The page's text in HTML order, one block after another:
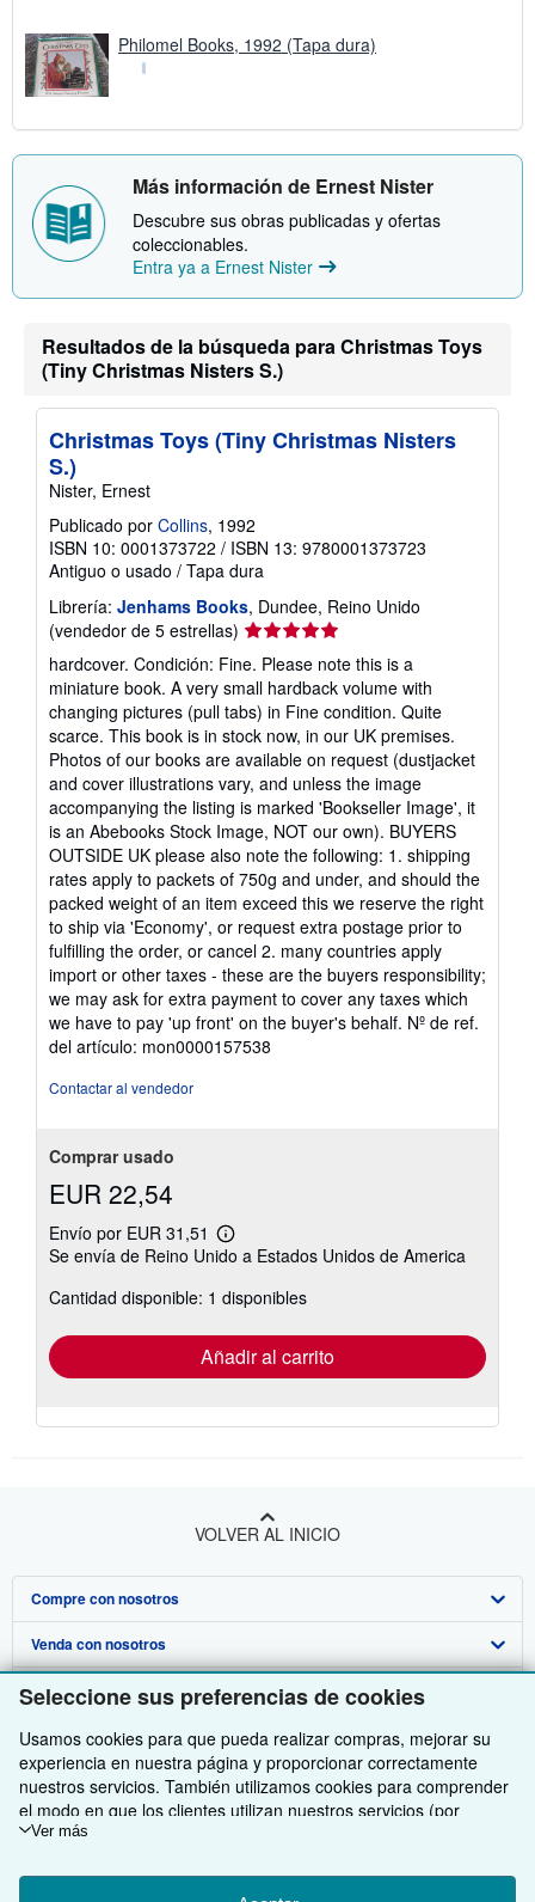
Seleccione sus preferencias de cookies
Usamos cookies para que pueda realizar compras, mejorar su
experiencia en nuestra página y proporcionar correctamente
nuestros servicios. También utilizamos cookies para comprender
el modo en que los clientes utilizan nuestros servicios (por
ejemplo, midiendo las visitas al sitio) y así poder realizar mejoras.
para mostrar contenido relevante en los anuncios y medir el
Ver más
a
s
n
o
Philomel Books, 1992 (Tapa dura)
Más información de Ernest Nister
Descubre sus obras publicadas y ofertas
coleccionables.
Entra ya a Ernest Nister
Resultados de la búsqueda para Christmas Toys
(Tiny Christmas Nisters S.)
Christmas Toys (Tiny Christmas Nisters
S.)
Nister, Ernest
Publicado por Collins, 1992
ISBN 10: 0001373722 / ISBN 13: 9780001373723
Antiguo o usado / Tapa dura
Librería: Jenhams Books, Dundee, Reino Unido
(vendedor de 5 estrellas) Calificación
del
vendedor:
5
de
5
estrellas
hardcover. Condición: Fine. Please note this is a
miniature book. A very small hardback volume with
changing pictures (pull tabs) in Fine condition. Quite
scarce. This book is in stock now, in our UK premises.
Photos of our books are available on request (dustjacket
and cover illustrations vary, and unless the image
accompanying the listing is marked 'Bookseller Image', it
is an Abebooks Stock Image, NOT our own). BUYERS
OUTSIDE UK please also note the following: 1. shipping
rates apply to packets of 750g and under, and should the
packed weight of an item exceed this we reserve the right
to ship via 'Economy', or request extra postage prior to
fulfilling the order, or cancel 2. many countries apply
import or other taxes - these are the buyers responsibility;
we may ask for extra payment to cover any taxes which
we have to pay 'up front' on the buyer's behalf. Nº de ref.
del artículo: mon0000157538
Contactar al vendedor
Comprar usado
EUR 22,54
Envío por EUR 31,51
Más
información
las
tarifas
envío
Se envía de Reino Unido a Estados Unidos de America
Cantidad disponible: 1 disponibles
Añadir al carrito
VOLVER AL INICIO
Compre con nosotros
Búsqueda avanzada
Colecciones
Mi cuenta
Mis pedidos
Ver carrito
Venda con nosotros
Comenzar a vender
Únase a nuestro programa de afiliados
Recomiende un vendedor
Sobre nosotros
Sobre IberLibro
Medios
Empleo
Política de Privacidad
Obtener Ayuda
Preguntas frecuentes y guías
Atención al Cliente
Otras compañías de AbeBooks
AbeBooks.com
AbeBooks.co.uk
Siga a IberLibro